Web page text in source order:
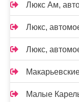
Люкс Ам,
Люкс,
Люкс,
Малые